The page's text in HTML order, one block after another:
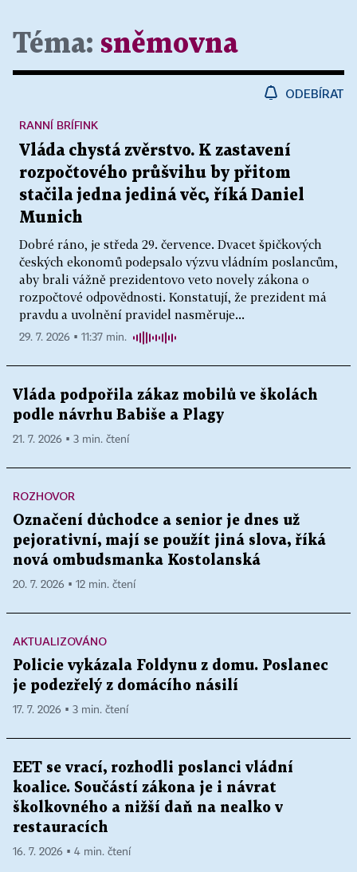
Téma: sněmovna
ODEBÍRAT
Vláda chystá zvěrstvo. K zastavení
rozpočtového průšvihu by přitom
stačila jedna jediná věc, říká Daniel
Munich
Dobré ráno, je středa 29. července. Dvacet špičkových
českých ekonomů podepsalo výzvu vládním poslancům,
aby brali vážně prezidentovo veto novely zákona o
rozpočtové odpovědnosti. Konstatují, že prezident má
pravdu a uvolnění pravidel nasměruje...
RANNÍ BRÍFINK
29. 7. 2026 ▪ 11:37 min.
Vláda podpořila zákaz mobilů ve školách
podle návrhu Babiše a Plagy
21. 7. 2026 ▪ 3 min. čtení
ROZHOVOR
Označení důchodce a senior je dnes už
pejorativní, mají se použít jiná slova, říká
nová ombudsmanka Kostolanská
20. 7. 2026 ▪ 12 min. čtení
AKTUALIZOVÁNO
Policie vykázala Foldynu z domu. Poslanec
je podezřelý z domácího násilí
17. 7. 2026 ▪ 3 min. čtení
EET se vrací, rozhodli poslanci vládní
koalice. Součástí zákona je i návrat
školkovného a nižší daň na nealko v
restauracích
16. 7. 2026 ▪ 4 min. čtení